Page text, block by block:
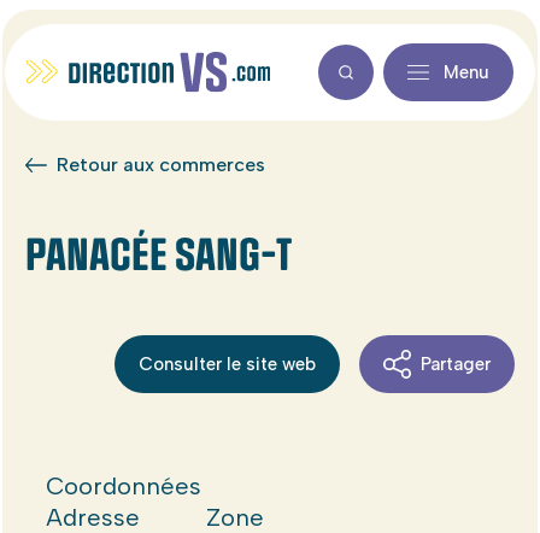
Menu
Retour aux commerces
PANACÉE SANG-T
Consulter le site web Partager
Coordonnées
Adresse
Zone